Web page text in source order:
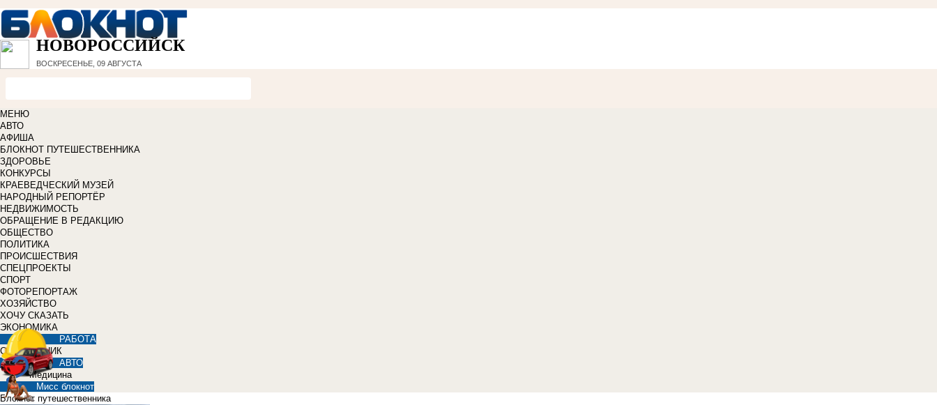
НОВОРОССИЙСК
ВОСКРЕСЕНЬЕ, 09 АВГУСТА
МЕНЮ
АВТО
АФИША
БЛОКНОТ ПУТЕШЕСТВЕННИКА
ЗДОРОВЬЕ
КОНКУРСЫ
КРАЕВЕДЧЕСКИЙ МУЗЕЙ
НАРОДНЫЙ РЕПОРТЁР
НЕДВИЖИМОСТЬ
ОБРАЩЕНИЕ В РЕДАКЦИЮ
ОБЩЕСТВО
ПОЛИТИКА
ПРОИСШЕСТВИЯ
СПЕЦПРОЕКТЫ
СПОРТ
ФОТОРЕПОРТАЖ
ХОЗЯЙСТВО
ХОЧУ СКАЗАТЬ
ЭКОНОМИКА
РАБОТА
СПРАВОЧНИК
АВТО
Медицина
Мисс блокнот
Блокнот путешественника